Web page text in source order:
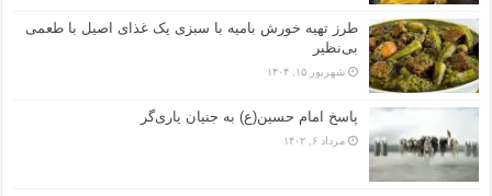
طرز تهیه خورش بامیه با سبزی یک غذای اصیل با طعمی
بی‌نظیر
شهریور ۱۵, ۱۴۰۴
پاسخ امام حسین(ع) به جنیان یاری‌گر
مرداد ۶, ۱۴۰۲